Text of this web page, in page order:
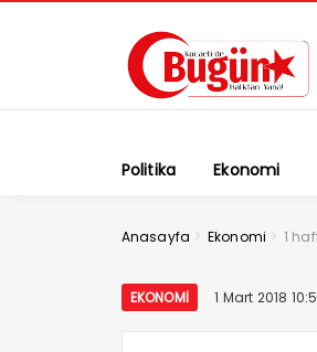
Politika Ekonomi
Anasayfa > Ekonomi > 1
EKONOMI 1 Mart 2018